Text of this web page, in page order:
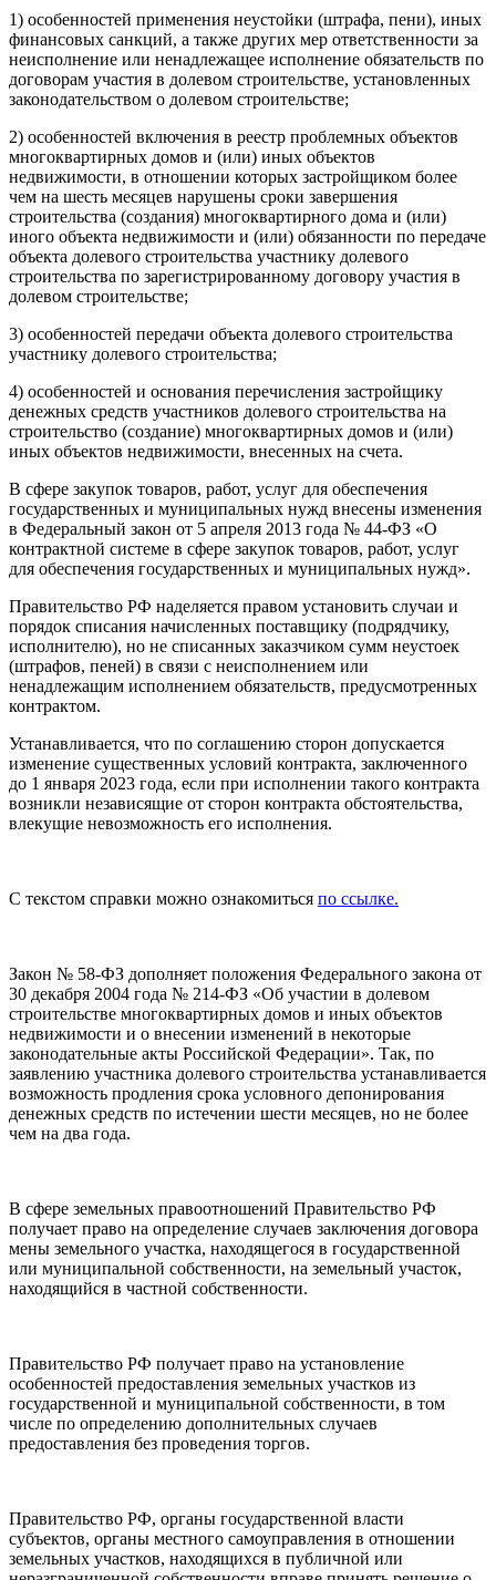
1) особенностей применения неустойки (штрафа, пени), иных
финансовых санкций, а также других мер ответственности за
неисполнение или ненадлежащее исполнение обязательств по
договорам участия в долевом строительстве, установленных
законодательством о долевом строительстве;
2) особенностей включения в реестр проблемных объектов
многоквартирных домов и (или) иных объектов
недвижимости, в отношении которых застройщиком более
чем на шесть месяцев нарушены сроки завершения
строительства (создания) многоквартирного дома и (или)
иного объекта недвижимости и (или) обязанности по передаче
объекта долевого строительства участнику долевого
строительства по зарегистрированному договору участия в
долевом строительстве;
3) особенностей передачи объекта долевого строительства
участнику долевого строительства;
4) особенностей и основания перечисления застройщику
денежных средств участников долевого строительства на
строительство (создание) многоквартирных домов и (или)
иных объектов недвижимости, внесенных на счета.
В сфере закупок товаров, работ, услуг для обеспечения
государственных и муниципальных нужд внесены изменения
в Федеральный закон от 5 апреля 2013 года № 44-ФЗ «О
контрактной системе в сфере закупок товаров, работ, услуг
для обеспечения государственных и муниципальных нужд».
Правительство РФ наделяется правом установить случаи и
порядок списания начисленных поставщику (подрядчику,
исполнителю), но не списанных заказчиком сумм неустоек
(штрафов, пеней) в связи с неисполнением или
ненадлежащим исполнением обязательств, предусмотренных
контрактом.
Устанавливается, что по соглашению сторон допускается
изменение существенных условий контракта, заключенного
до 1 января 2023 года, если при исполнении такого контракта
возникли независящие от сторон контракта обстоятельства,
влекущие невозможность его исполнения.
C текстом справки можно ознакомиться по ссылке.
Закон № 58-ФЗ дополняет положения Федерального закона от
30 декабря 2004 года № 214-ФЗ «Об участии в долевом
строительстве многоквартирных домов и иных объектов
недвижимости и о внесении изменений в некоторые
законодательные акты Российской Федерации». Так, по
заявлению участника долевого строительства устанавливается
возможность продления срока условного депонирования
денежных средств по истечении шести месяцев, но не более
чем на два года.
В сфере земельных правоотношений Правительство РФ
получает право на определение случаев заключения договора
мены земельного участка, находящегося в государственной
или муниципальной собственности, на земельный участок,
находящийся в частной собственности.
Правительство РФ получает право на установление
особенностей предоставления земельных участков из
государственной и муниципальной собственности, в том
числе по определению дополнительных случаев
предоставления без проведения торгов.
Правительство РФ, органы государственной власти
субъектов, органы местного самоуправления в отношении
земельных участков, находящихся в публичной или